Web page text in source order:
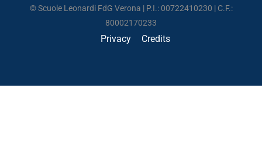
© Scuole Leonardi FdG Verona | P.I.: 00722410230 | C.F.:
80002170233
Privacy Credits